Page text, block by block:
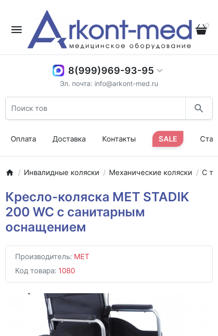
0
8(999)969-93-95
Эл. почта: info@arkont-med.ru
Оплата Доставка Контакты SALE
Инвалидные коляски Механические коляски С
Кресло-коляска MET STADIK
200 WC с санитарным
оснащением
Производитель: MET
Код товара: 1080